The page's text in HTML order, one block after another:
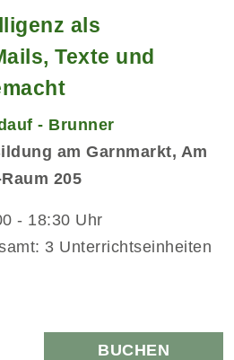
als
Texte und
- Brunner
am Garnmarkt, Am
205
- 18:30 Uhr
3 Unterrichtseinheiten
BUCHEN